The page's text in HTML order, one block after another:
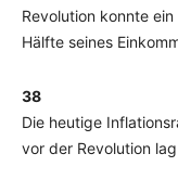
Revolution konnte
Hälfte seines
38
Die heutige
vor der Revolution